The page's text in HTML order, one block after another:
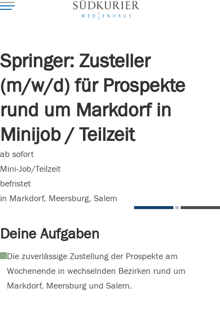
Springer: Zusteller
(m/w/d) für Prospekte
rund um Markdorf in
Minijob / Teilzeit
ab sofort
Mini-Job/Teilzeit
befristet
in Markdorf, Meersburg, Salem
Deine Aufgaben
Die zuverlässige Zustellung der Prospekte am
Wochenende in wechselnden Bezirken rund um
Markdorf, Meersburg und Salem.